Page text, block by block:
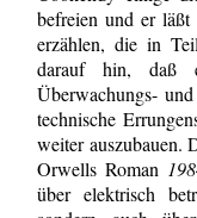
befreien und er
erzählen, die in
darauf hin, daß
Überwachungs-
technische
weiter auszubauen.
Orwells Roman
über elektrisch